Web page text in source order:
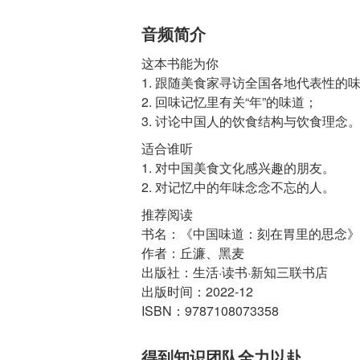
音频简介
这本书能为你
1. 跟随美食家寻访全国各地代表性的
2. 回味记忆里有关“年”的味道；
适合谁听
1. 对中国美食文化感兴趣的朋友。
推荐阅读
书名：《中国味道：刻在胃里的思念》
作者：丘濂、黑麦
出版社：生活·读书·新知三联书店
出版时间：2022-12
ISBN：9787108073358